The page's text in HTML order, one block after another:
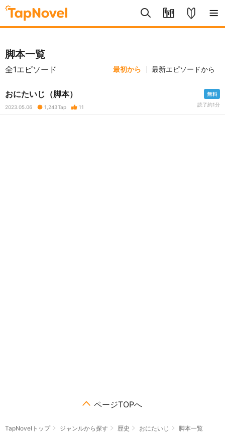
脚本一覧
全1エピソード 最初から 最新エピソードから
おにたいじ（脚本）
2023.05.06 1,243Tap 11 読了約1分
ページTOPへ
TapNovelトップ ジャンルから探す 歴史 おにたいじ 脚本一覧